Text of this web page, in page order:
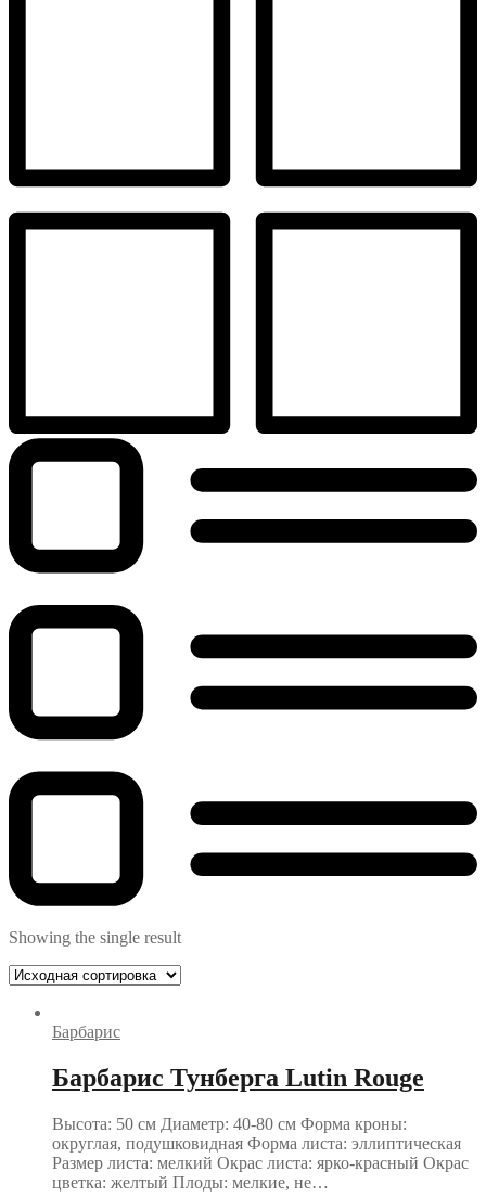
Showing the single result
Барбарис
Барбарис Тунберга Lutin Rouge
Высота: 50 см Диаметр: 40-80 см Форма кроны:
округлая, подушковидная Форма листа: эллиптическая
Размер листа: мелкий Окрас листа: ярко-красный Окрас
цветка: желтый Плоды: мелкие, не…